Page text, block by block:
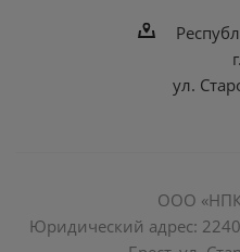
ул.
ООО
Юридический адрес: